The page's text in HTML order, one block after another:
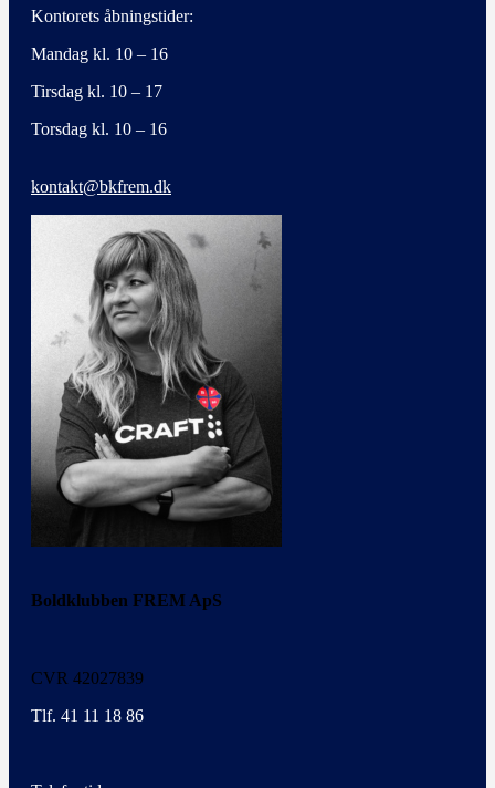
Kontorets åbningstider:
Mandag kl. 10 – 16
Tirsdag kl. 10 – 17
Torsdag kl. 10 – 16
kontakt@bkfrem.dk
Boldklubben FREM ApS
CVR 42027839
Tlf. 41 11 18 86